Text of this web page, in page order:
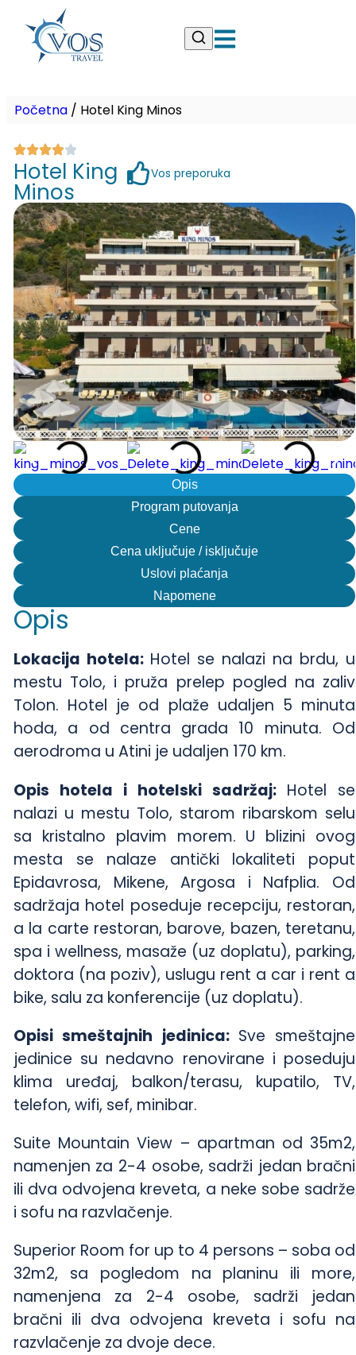
Početna / Hotel King Minos
Hotel King
Minos
Vos preporuka
Opis
Program putovanja
Cene
Cena uključuje / isključuje
Uslovi plaćanja
Napomene
Opis
Lokacija hotela: Hotel se nalazi na brdu, u
mestu Tolo, i pruža prelep pogled na zaliv
Tolon. Hotel je od plaže udaljen 5 minuta
hoda, a od centra grada 10 minuta. Od
aerodroma u Atini je udaljen 170 km.
Opis hotela i hotelski sadržaj: Hotel se
nalazi u mestu Tolo, starom ribarskom selu
sa kristalno plavim morem. U blizini ovog
mesta se nalaze antički lokaliteti poput
Epidavrosa, Mikene, Argosa i Nafplia. Od
sadržaja hotel poseduje recepciju, restoran,
a la carte restoran, barove, bazen, teretanu,
spa i wellness, masaže (uz doplatu), parking,
doktora (na poziv), uslugu rent a car i rent a
bike, salu za konferencije (uz doplatu).
Opisi smeštajnih jedinica: Sve smeštajne
jedinice su nedavno renovirane i poseduju
klima uređaj, balkon/terasu, kupatilo, TV,
telefon, wifi, sef, minibar.
Suite Mountain View – apartman od 35m2,
namenjen za 2-4 osobe, sadrži jedan bračni
ili dva odvojena kreveta, a neke sobe sadrže
i sofu na razvlačenje.
Superior Room for up to 4 persons – soba od
32m2, sa pogledom na planinu ili more,
namenjena za 2-4 osobe, sadrži jedan
bračni ili dva odvojena kreveta i sofu na
razvlačenje za dvoje dece.